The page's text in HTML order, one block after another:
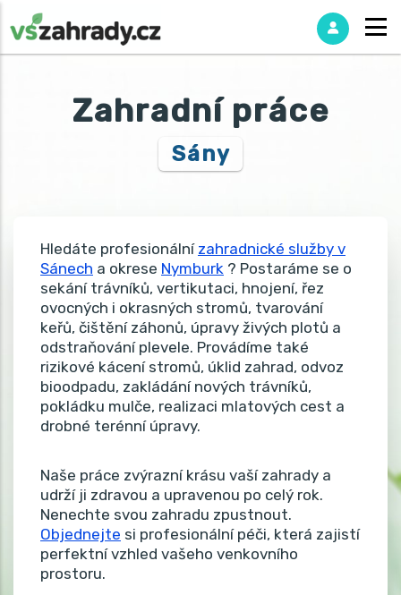
Zahradní práce
Sány
Hledáte profesionální zahradnické služby v
Sánech a okrese Nymburk ? Postaráme se o
sekání trávníků, vertikutaci, hnojení, řez
ovocných i okrasných stromů, tvarování
keřů, čištění záhonů, úpravy živých plotů a
odstraňování plevele. Provádíme také
rizikové kácení stromů, úklid zahrad, odvoz
bioodpadu, zakládání nových trávníků,
pokládku mulče, realizaci mlatových cest a
drobné terénní úpravy.
Naše práce zvýrazní krásu vaší zahrady a
udrží ji zdravou a upravenou po celý rok.
Nenechte svou zahradu zpustnout.
Objednejte si profesionální péči, která zajistí
perfektní vzhled vašeho venkovního
prostoru.